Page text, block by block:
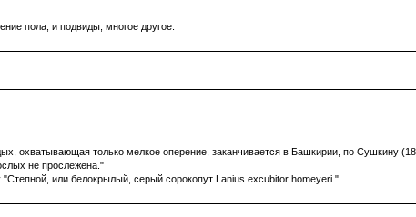
пола, и подвиды, многое другое.
охватывающая только мелкое оперение, заканчивается в Башкирии, по Сушкину
не прослежена."
"Степной, или белокрылый, серый сорокопут Lanius excubitor homeyeri "